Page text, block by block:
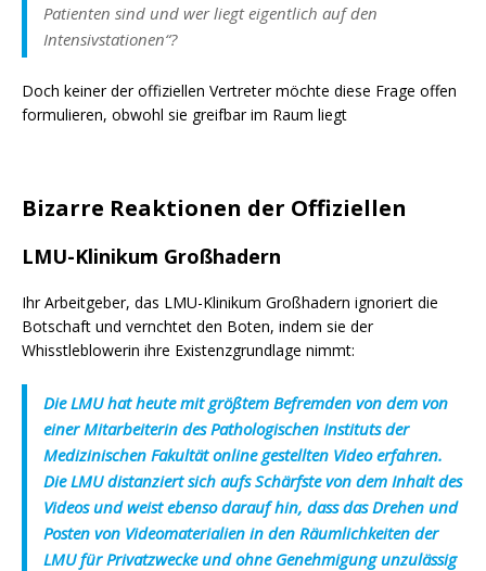
Patienten sind und wer liegt eigentlich auf den
Intensivstationen“?
Doch keiner der offiziellen Vertreter möchte diese Frage offen
formulieren, obwohl sie greifbar im Raum liegt
Bizarre Reaktionen der Offiziellen
LMU-Klinikum Großhadern
Ihr Arbeitgeber, das LMU-Klinikum Großhadern ignoriert die
Botschaft und vernchtet den Boten, indem sie der
Whisstleblowerin ihre Existenzgrundlage nimmt:
Die LMU hat heute mit größtem Befremden von dem von
einer Mitarbeiterin des Pathologischen Instituts der
Medizinischen Fakultät online gestellten Video erfahren.
Die LMU distanziert sich aufs Schärfste von dem Inhalt des
Videos und weist ebenso darauf hin, dass das Drehen und
Posten von Videomaterialien in den Räumlichkeiten der
LMU für Privatzwecke und ohne Genehmigung unzulässig